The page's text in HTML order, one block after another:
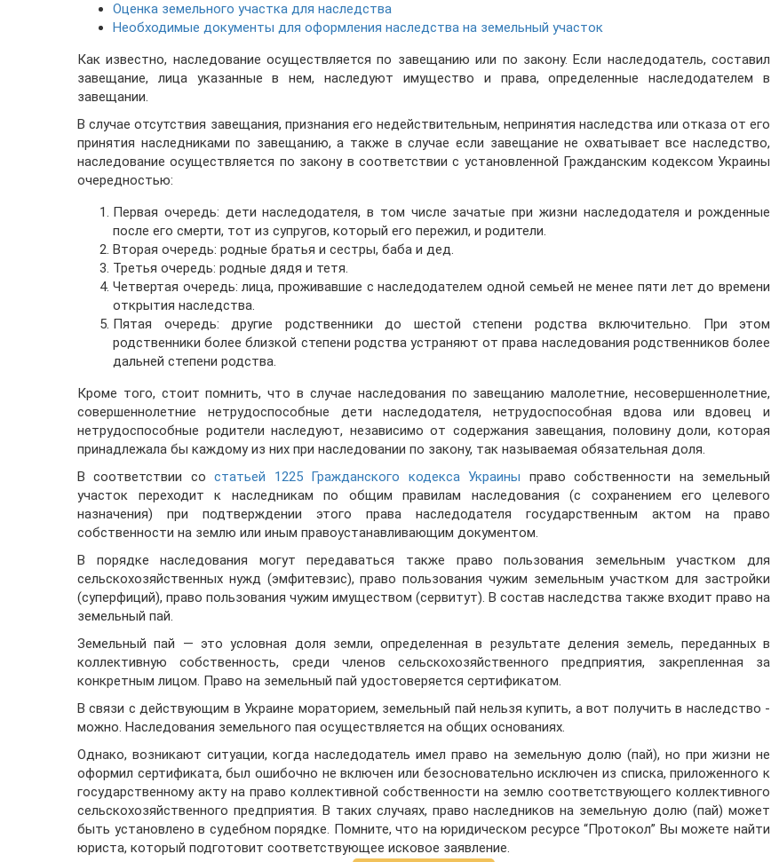
Оценка земельного участка для наследства
Необходимые документы для оформления наследства на земельный участок
Как известно, наследование осуществляется по завещанию или по закону. Если наследодатель, составил
завещание, лица указанные в нем, наследуют имущество и права, определенные наследодателем в
завещании.
В случае отсутствия завещания, признания его недействительным, непринятия наследства или отказа от его
принятия наследниками по завещанию, а также в случае если завещание не охватывает все наследство,
наследование осуществляется по закону в соответствии с установленной Гражданским кодексом Украины
очередностью:
Первая очередь: дети наследодателя, в том числе зачатые при жизни наследодателя и рожденные
после его смерти, тот из супругов, который его пережил, и родители.
Вторая очередь: родные братья и сестры, баба и дед.
Третья очередь: родные дядя и тетя.
Четвертая очередь: лица, проживавшие с наследодателем одной семьей не менее пяти лет до времени
открытия наследства.
Пятая очередь: другие родственники до шестой степени родства включительно. При этом
родственники более близкой степени родства устраняют от права наследования родственников более
дальней степени родства.
Кроме того, стоит помнить, что в случае наследования по завещанию малолетние, несовершеннолетние,
совершеннолетние нетрудоспособные дети наследодателя, нетрудоспособная вдова или вдовец и
нетрудоспособные родители наследуют, независимо от содержания завещания, половину доли, которая
принадлежала бы каждому из них при наследовании по закону, так называемая обязательная доля.
В соответствии состатьей 1225 Гражданского кодекса Украины право собственности на земельный
участок переходит к наследникам по общим правилам наследования (с сохранением его целевого
назначения) при подтверждении этого права наследодателя государственным актом на право
собственности на землю или иным правоустанавливающим документом.
В порядке наследования могут передаваться также право пользования земельным участком для
сельскохозяйственных нужд (эмфитевзис), право пользования чужим земельным участком для застройки
(суперфиций), право пользования чужим имуществом (сервитут). В состав наследства также входит право на
земельный пай.
Земельный пай — это условная доля земли, определенная в результате деления земель, переданных в
коллективную собственность, среди членов сельскохозяйственного предприятия, закрепленная за
конкретным лицом. Право на земельный пай удостоверяется сертификатом.
В связи с действующим в Украине мораторием, земельный пай нельзя купить, а вот получить в наследство -
можно. Наследования земельного пая осуществляется на общих основаниях.
Однако, возникают ситуации, когда наследодатель имел право на земельную долю (пай), но при жизни не
оформил сертификата, был ошибочно не включен или безосновательно исключен из списка, приложенного к
государственному акту на право коллективной собственности на землю соответствующего коллективного
сельскохозяйственного предприятия. В таких случаях, право наследников на земельную долю (пай) может
быть установлено в судебном порядке. Помните, что на юридическом ресурсе “Протокол” Вы можете найти
юриста, который подготовит соответствующее исковое заявление.